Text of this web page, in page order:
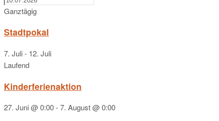
Ganztägig
Stadtpokal
7. Juli- 12. Juli
Laufend
Kinderferienaktion
27. Juni @ 0:00-7. August @ 0:00